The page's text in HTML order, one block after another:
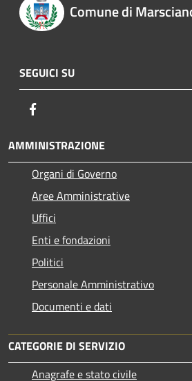
Comune di
SEGUICI SU
AMMINISTRAZIONE
Organi di Governo
Aree Amministrative
Uffici
Enti e fondazioni
Politici
Personale Amministrativo
Documenti e dati
CATEGORIE DI SERVIZIO
Anagrafe e stato civile